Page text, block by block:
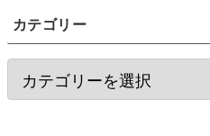
カテゴリー